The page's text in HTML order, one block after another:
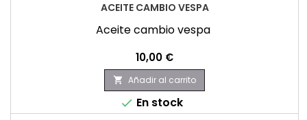
ACEITE CAMBIO VESPA
Aceite cambio vespa
Precio
10,00 €
 Añadir al carrito
 En stock